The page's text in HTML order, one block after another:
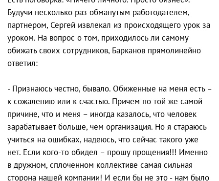
Будучи несколько раз обманутым работодателем,
партнером, Сергей извлекал из происходящего урок за
уроком. На вопрос о том, приходилось ли самому
обижать своих сотрудников, Барканов прямолинейно
ответил:
- Признаюсь честно, бывало. Обиженные на меня есть –
к сожалению или к счастью. Причем по той же самой
причине, что и меня – иногда казалось, что человек
зарабатывает больше, чем организация. Но я стараюсь
учиться на ошибках, надеюсь, что сейчас такого уже
нет. Если кого-то обидел – прошу прощения!!! Именно
в дружном, сплоченном коллективе самая сильная
сторона нашей компании! И если бы не это - нам было